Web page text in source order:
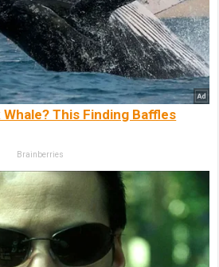
This Finding Baffles
Brainberries